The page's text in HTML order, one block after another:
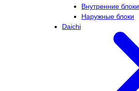
Внутренние блоки
Наружные блоки
Daichi